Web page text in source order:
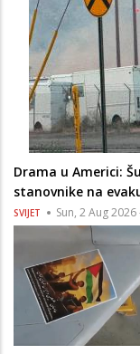
Drama u Americi:
stanovnike na
SVIJET Sun, 2 Aug